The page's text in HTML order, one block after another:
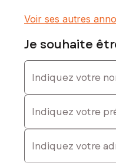
Prix de vente : 185
0689066900, E-mail :
commercial
Voir ses autres
Je souhaite
Indiquez votre nom
Indiquez votre
E-mail